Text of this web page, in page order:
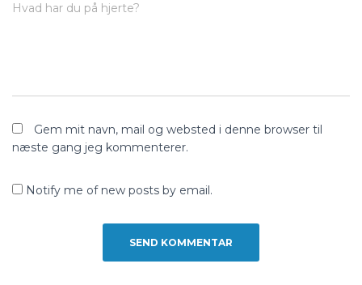
Hvad har du på hjerte?
Gem mit navn, mail og websted i denne browser til
næste gang jeg kommenterer.
Notify me of new posts by email.